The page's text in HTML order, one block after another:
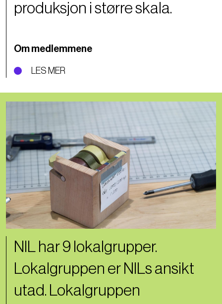
produksjon i større skala.
Om medlemmene
LES MER
NIL har 9 lokalgrupper.
Lokalgruppen er NILs ansikt
utad. Lokalgruppen